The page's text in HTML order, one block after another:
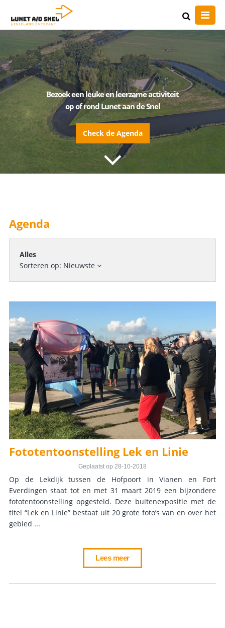
Bezoek een leuke en leerzame activiteit
op of rond Lunet aan de Snel
Check de Agenda
Agenda
Alles
Sorteren op: Nieuwste
Fototentoonstelling Lek en Linie
Geplaatst op 28-10-2018
Op de Lekdijk tussen de Hofpoort in Vianen en Fort
Everdingen staat tot en met 31 maart 2019 een bijzondere
fototentoonstelling opgesteld. Deze buitenexpositie met de
titel “Lek en Linie” bestaat uit 20 grote foto’s van en over het
gebied ...
Lees meer